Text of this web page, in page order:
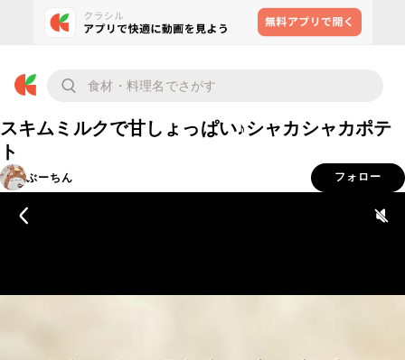
スキムミルクで甘しょっぱい♪シャカシャカポテ
ト
ぶーちん フォロー